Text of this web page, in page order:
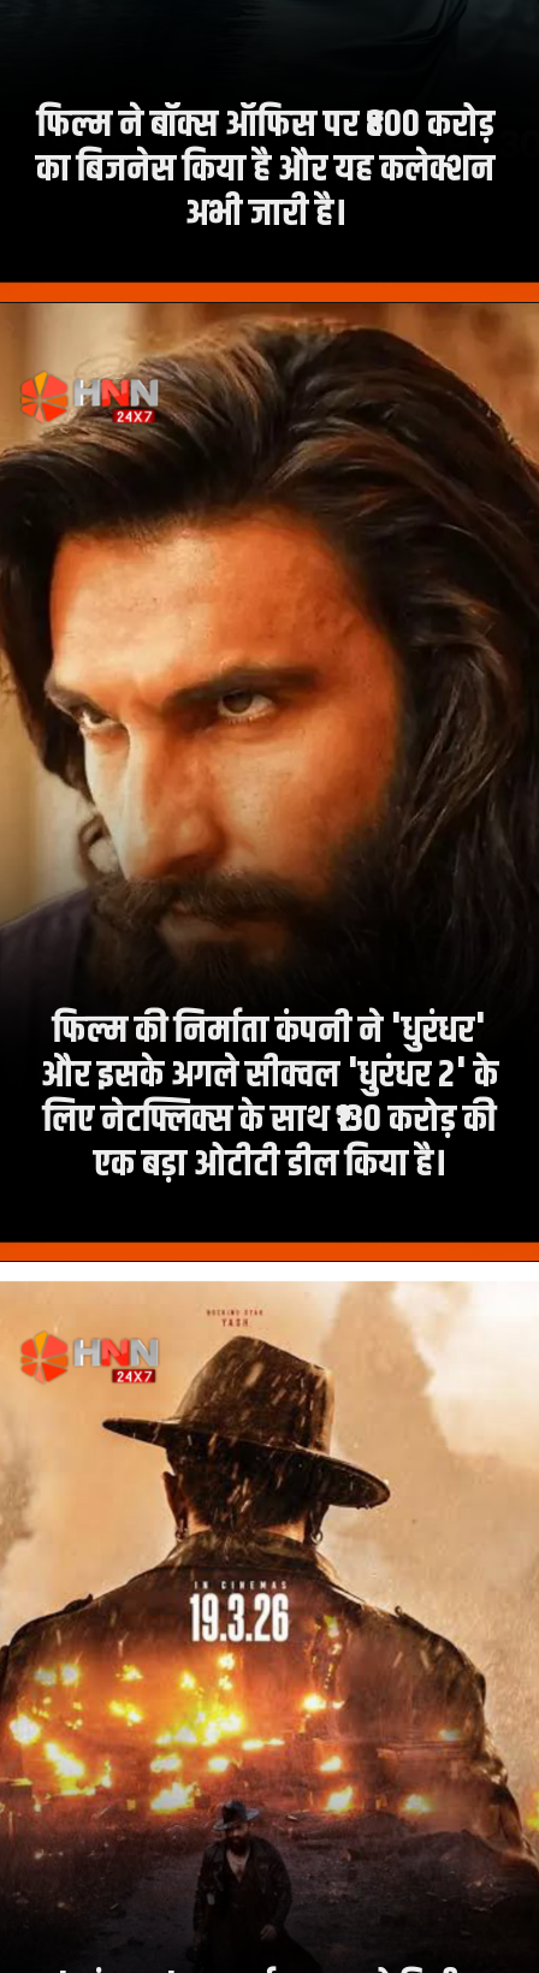
फिल्म ने बॉक्स ऑफिस पर ₹800 करोड़
का बिजनेस किया है और यह कलेक्शन
फिल्म की निर्माता कंपनी ने 'धुरंधर'
और इसके अगले सीक्वल 'धुरंधर 2' के
लिए नेटफ्लिक्स के साथ ₹130 करोड़ की